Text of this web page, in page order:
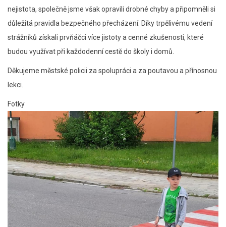
nejistota, společně jsme však opravili drobné chyby a připomněli si
důležitá pravidla bezpečného přecházení. Díky trpělivému vedení
strážníků získali prvňáčci více jistoty a cenné zkušenosti, které
budou využívat při každodenní cestě do školy i domů.
Děkujeme městské policii za spolupráci a za poutavou a přínosnou
lekci.
Fotky